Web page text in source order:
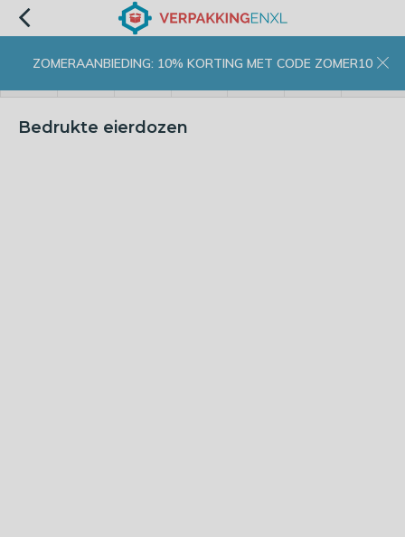
ZOMERAANBIEDING: 10% KORTING MET CODE ZOMER10
Bedrukte eierdozen